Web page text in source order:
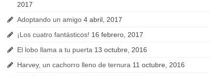
2017
Adoptando un amigo 4 abril, 2017
¡Los cuatro fantásticos! 16 febrero, 2017
El lobo llama a tu puerta 13 octubre, 2016
Harvey, un cachorro lleno de ternura 11 octubre, 2016